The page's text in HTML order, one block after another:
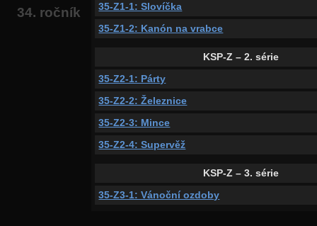
34. ročník
35-Z1-1: Slovíčka
35-Z1-2: Kanón na vrabce
KSP-Z – 2. série
35-Z2-1: Párty
35-Z2-2: Železnice
35-Z2-3: Mince
35-Z2-4: Supervěž
KSP-Z – 3. série
35-Z3-1: Vánoční ozdoby